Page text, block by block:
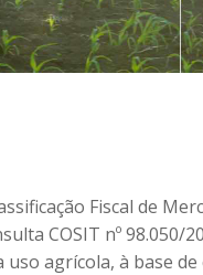
Fiscal de
COSIT nº 98.050/
agrícola, à base de